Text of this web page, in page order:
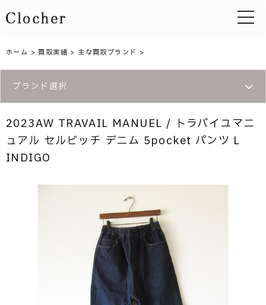
toggle
ホーム >買取実績 > 主な買取ブランド >
ブランド選択
2023AW TRAVAIL MANUEL / トラバイユマニ
ュアル セルビッチ デニム 5pocket パンツ L
INDIGO